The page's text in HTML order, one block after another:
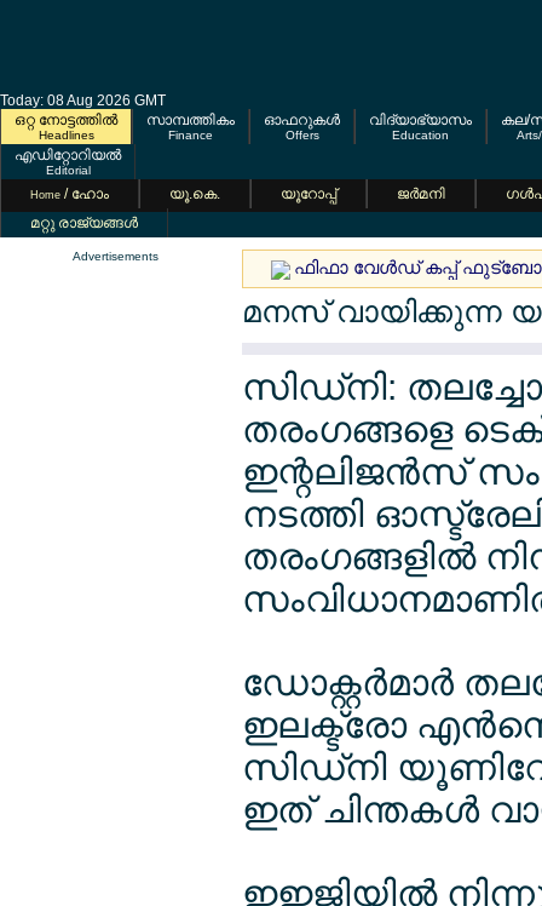
Today: 08 Aug 2026 GMT
ഒറ്റ നോട്ടത്തില്‍
Headlines
സാമ്പത്തികം
Finance
ഓഫറുകള്‍
Offers
വിദ്യാഭ്യാസം
Education
കല/
എഡിറ്റോറിയല്‍
Editorial
Home / ഹോം യൂ.കെ. യൂറോപ്പ് ജര്‍മനി
മറ്റു രാജ്യങ്ങള്‍
Advertisements
ഫിഫാ വേള്‍ഡ് കപ്പ്
മനസ് വായിക്കുന്ന
സിഡ്നി:
തരംഗങ്ങളെ
ഇന്റലിജന്‍സ്
നടത്തി
തരംഗങ്ങളില്‍
ഡോക്റ്റര്‍മാര്‍
ഇലക്ട്രോ
സിഡ്നി
ഇത് ചിന്തകള്‍
ഇഇജിയില്‍